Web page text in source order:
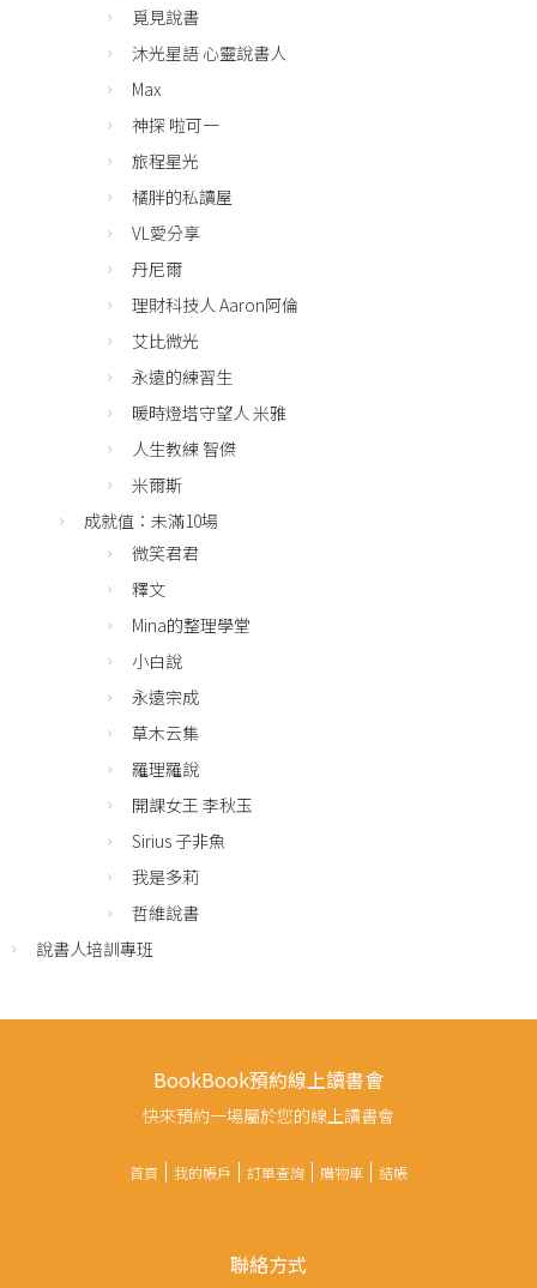
覓見說書
沐光星語 心靈說書人
Max
神探 啦可一
旅程星光
橘胖的私讀屋
VL愛分享
丹尼爾
理財科技人 Aaron阿倫
艾比微光
永遠的練習生
暖時燈塔守望人 米雅
人生教練 智傑
米爾斯
成就值：未滿10場
微笑君君
釋文
Mina的整理學堂
小白說
永遠宗成
草木云集
羅理羅說
開課女王 李秋玉
Sirius 子非魚
我是多莉
哲維說書
說書人培訓專班
BookBook預約線上讀書會
快來預約一場屬於您的線上讀書會
首頁 我的帳戶 訂單查詢 購物車 結帳
聯絡方式